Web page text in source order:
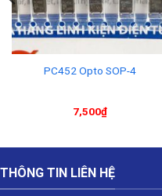
PC452 Opto SOP-4
7,500₫
THÔNG TIN LIÊN HỆ